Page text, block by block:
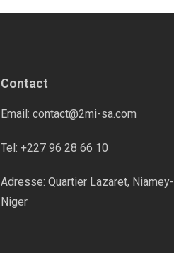
Contact
Email: contact@2mi-sa.com
Tel: +227 96 28 66 10
Adresse: Quartier Lazaret, Niamey-
Niger